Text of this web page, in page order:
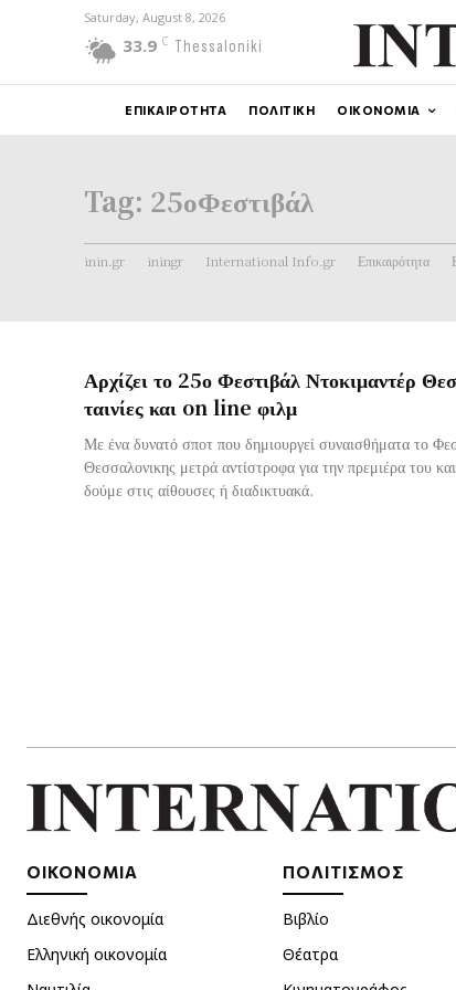
Saturday, August 8, 2026
33.9 C Thessaloniki
ΕΠΙΚΑΙΡΟΤΗΤΑ ΠΟΛΙΤΙΚΗ ΟΙΚΟΝΟΜΙΑ
Tag: 25οΦεστιβάλ
inin.gr iningr International Info.gr Επικαιρότητα
Αρχίζει το 25ο Φεστιβάλ Ντοκιμαντέρ
ταινίες και on line φιλμ
Με ένα δυνατό σποτ που δημιουργεί συναισθήματα το
Θεσσαλονικης μετρά αντίστροφα για την πρεμιέρα του
δούμε στις αίθουσες ή διαδικτυακά.
ΟΙΚΟΝΟΜΙΑ
Διεθνής οικονομία
Ελληνική οικονομία
ΠΟΛΙΤΙΣΜΟΣ
Βιβλίο
Θέατρα